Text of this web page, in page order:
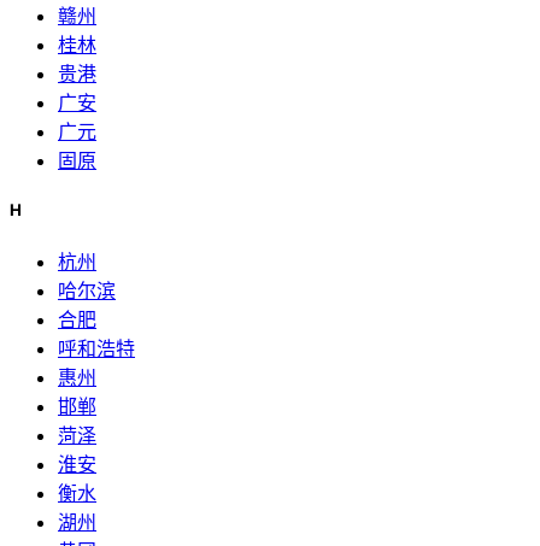
赣州
桂林
贵港
广安
广元
固原
H
杭州
哈尔滨
合肥
呼和浩特
惠州
邯郸
菏泽
淮安
衡水
湖州